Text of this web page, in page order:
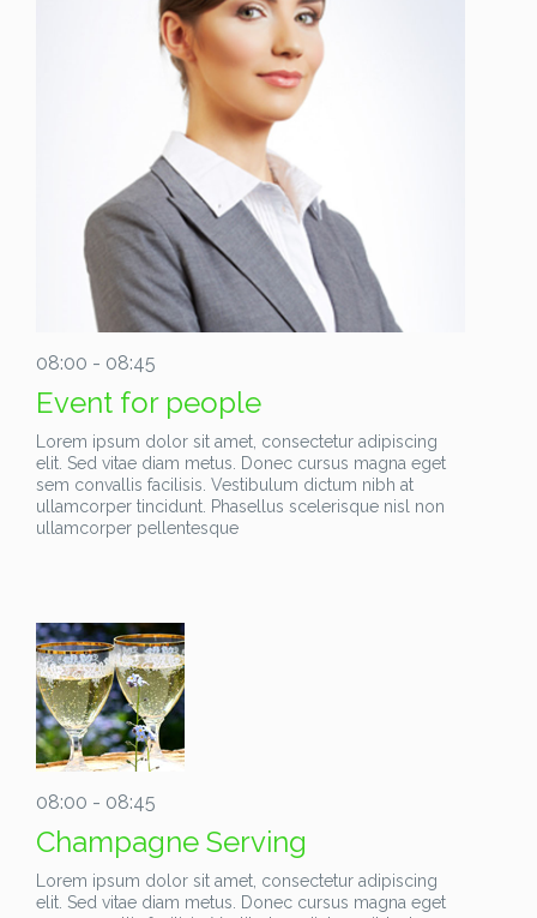
08:00 - 08:45
Event for people
Lorem ipsum dolor sit amet, consectetur adipiscing
elit. Sed vitae diam metus. Donec cursus magna eget
sem convallis facilisis. Vestibulum dictum nibh at
ullamcorper tincidunt. Phasellus scelerisque nisl non
ullamcorper pellentesque
08:00 - 08:45
Champagne Serving
Lorem ipsum dolor sit amet, consectetur adipiscing
elit. Sed vitae diam metus. Donec cursus magna eget